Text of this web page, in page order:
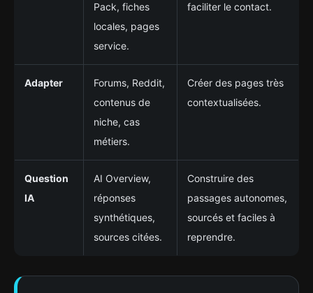
Pack, fiches
locales, pages
service.
faciliter le contact.
Adapter
Forums, Reddit,
contenus de
niche, cas
métiers.
Créer des pages très
contextualisées.
Question
IA
AI Overview,
réponses
synthétiques,
sources citées.
Construire des
passages autonomes,
sourcés et faciles à
reprendre.